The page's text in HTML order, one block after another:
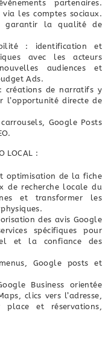
partenaires.
les comptes sociaux.
garantir la qualité de
: identification et
avec les acteurs
audiences et
Ads.
créations de narratifs y
l’opportunité directe de
Google Posts
LOCAL :
optimisation de la fiche
de recherche locale du
et transformer les
des avis Google
spécifiques pour
et la confiance des
Google posts et
Business orientée
clics vers l’adresse,
place et réservations,